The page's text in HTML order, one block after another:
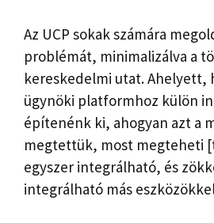
Az UCP sokak számára
problémát, minimalizálva a
kereskedelmi utat. Ahelyett,
ügynöki platformhoz külön
építenénk ki, ahogyan azt a
megtettük, most megteheti
egyszer integrálható, és
integrálható más